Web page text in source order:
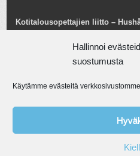
Hallinnoi
suostumusta
Käytämme evästeitä
Kotitalousopettajien liitto –
toimisto@kotitalousopettajat.fi
Tarkko Nuutinen